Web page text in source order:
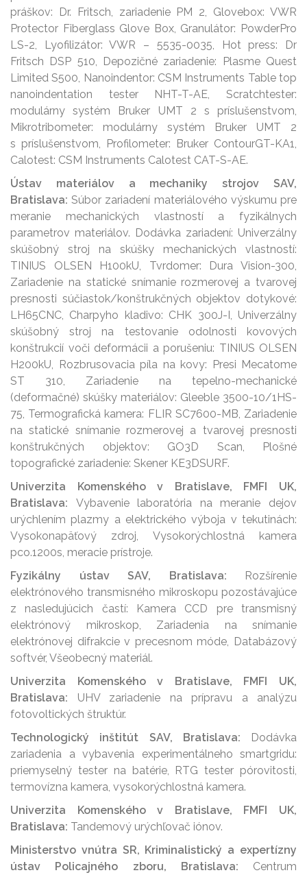
práškov: Dr. Fritsch, zariadenie PM 2, Glovebox: VWR
Protector Fiberglass Glove Box, Granulátor: PowderPro
LS-2, Lyofilizátor: VWR – 5535-0035, Hot press: Dr
Fritsch DSP 510, Depozičné zariadenie: Plasme Quest
Limited S500, Nanoindentor: CSM Instruments Table top
nanoindentation tester NHT-T-AE, Scratchtester:
modulárny systém Bruker UMT 2 s príslušenstvom,
Mikrotribometer: modulárny systém Bruker UMT 2
s príslušenstvom, Profilometer: Bruker ContourGT-KA1,
Calotest: CSM Instruments Calotest CAT-S-AE.
Ústav materiálov a mechaniky strojov SAV,
Bratislava:Súbor zariadení materiálového výskumu pre
meranie mechanických vlastností a fyzikálnych
parametrov materiálov. Dodávka zariadení: Univerzálny
skúšobný stroj na skúšky mechanických vlastností:
TINIUS OLSEN H100kU, Tvrdomer: Dura Vision-300,
Zariadenie na statické snímanie rozmerovej a tvarovej
presnosti súčiastok/konštrukčných objektov dotykové:
LH65CNC, Charpyho kladivo: CHK 300J-I, Univerzálny
skúšobný stroj na testovanie odolnosti kovových
konštrukcií voči deformácii a porušeniu: TINIUS OLSEN
H200kU, Rozbrusovacia píla na kovy: Presi Mecatome
ST 310, Zariadenie na tepelno-mechanické
(deformačné) skúšky materiálov: Gleeble 3500-10/1HS-
75, Termografická kamera: FLIR SC7600-MB, Zariadenie
na statické snímanie rozmerovej a tvarovej presnosti
konštrukčných objektov: GO3D Scan, Plošné
topografické zariadenie: Skener KE3DSURF.
Univerzita Komenského v Bratislave, FMFI UK,
Bratislava: Vybavenie laboratória na meranie dejov
urýchlením plazmy a elektrického výboja v tekutinách:
Vysokonapäťový zdroj, Vysokorýchlostná kamera
pco.1200s, meracie prístroje.
Fyzikálny ústav SAV, Bratislava:
Rozšírenie
elektrónového transmisného mikroskopu pozostávajúce
z nasledujúcich častí: Kamera CCD pre transmisný
elektrónový mikroskop, Zariadenia na snímanie
elektrónovej difrakcie v precesnom móde, Databázový
softvér, Všeobecný materiál.
Univerzita Komenského v Bratislave, FMFI UK,
Bratislava: UHV zariadenie na prípravu a analýzu
fotovoltických štruktúr.
Technologický inštitút SAV, Bratislava:
Dodávka
zariadenia a vybavenia experimentálneho smartgridu:
priemyselný tester na batérie, RTG tester pórovitosti,
termovízna kamera, vysokorýchlostná kamera.
Univerzita Komenského v Bratislave, FMFI UK,
Bratislava: Tandemový urýchľovač iónov.
Ministerstvo vnútra SR, Kriminalistický a expertízny
ústav Policajného zboru, Bratislava: Centrum